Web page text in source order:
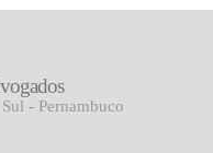
- Pernambuco